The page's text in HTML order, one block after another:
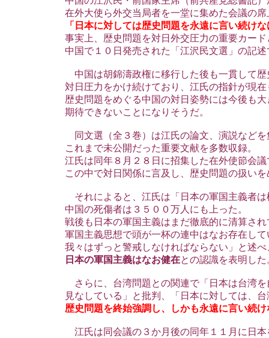
在外大使ら外交当局者を一堂に集めた会議の席
「日本に対しては歴史問題を永遠に言い続け
事実上、歴史問題を対日外交圧力の重要カー
中国で１０日発売された「江沢民文選」の記
中国は胡錦濤政権に移行した後も一貫して歴
対日圧力をかけ続けており、江氏の指針が現
歴史問題をめぐる中国の対日姿勢には今後も
期待できないことになりそうだ。
同文選（全３巻）は江氏の論文、演説などを
これまで未公開だった重要文献を多数収録。
江氏は同年８月２８日に招集した在外使節会
この中で対日関係に言及し、歴史問題の扱い
それによると、江氏は「日本の軍国主義者
中国の死傷者は３５００万人にも上った。
戦後も日本の軍国主義はまだ徹底的に清算され
軍国主義思想で頭が一杯の連中はなお存在して
我々はずっと警戒しなければならない」と述べ
日本の軍国主義はなお健在との認識を表明した
さらに、台湾問題との関連で「日本は台湾を
見なしている」と批判、「日本に対しては、
歴史問題を終始強調し、しかも永遠に言い続
江氏は同会議の３か月後の同年１１月に日本